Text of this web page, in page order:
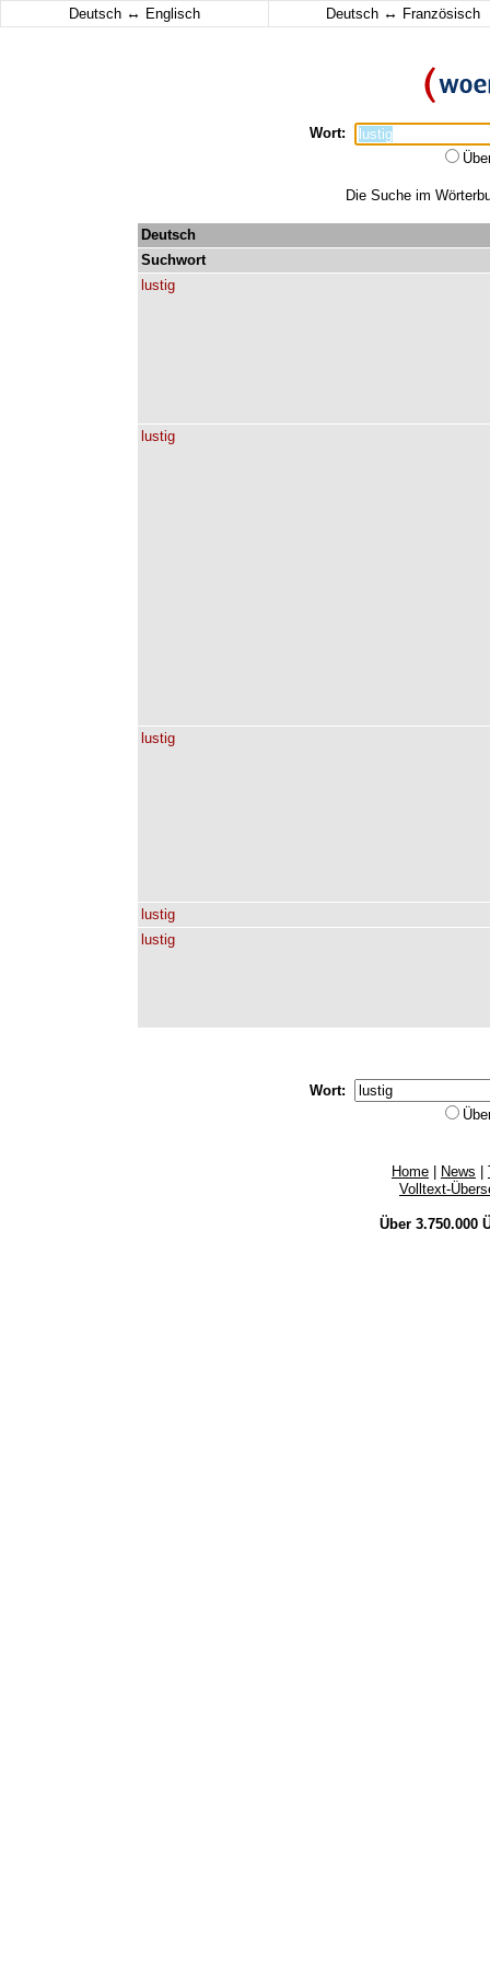
Deutsch ↔ Englisch Deutsch ↔ Französisch
Wort:
Die Suche im
Deutsch
Suchwort
lustig
lustig
lustig
lustig
lustig
Wort:
Home News
Volltext-
Über 3.750.000